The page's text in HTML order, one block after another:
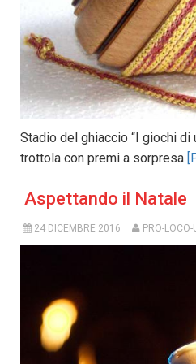
Stadio del ghiaccio “I giochi di
trottola con premi a sorpresa
Aspettando il Natale
24 DICEMBRE 2016 PRO-LOCO-